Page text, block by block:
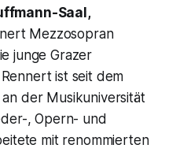
Saal,
Mezzosopran
junge Grazer
ist seit dem
der Musikuniversität
, Opern- und
mit renommierten